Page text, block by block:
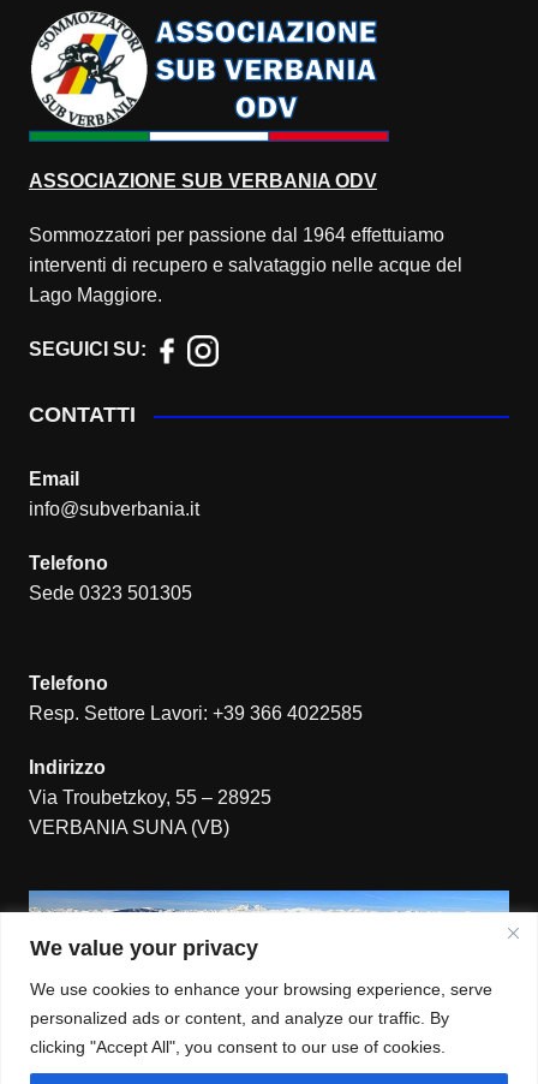
We value your privacy
We use cookies to enhance your browsing experience, serve
personalized ads or content, and analyze our traffic. By
clicking "Accept All", you consent to our use of cookies.
ASSOCIAZIONE SUB VERBANIA ODV
Sommozzatori per passione dal 1964 effettuiamo
interventi di recupero e salvataggio nelle acque del
Lago Maggiore.
SEGUICI SU:
CONTATTI
Email
info@subverbania.it
Telefono
Sede 0323 501305
Telefono
Resp. Settore Lavori: +39 366 4022585
Indirizzo
Via Troubetzkoy, 55 – 28925
VERBANIA SUNA (VB)